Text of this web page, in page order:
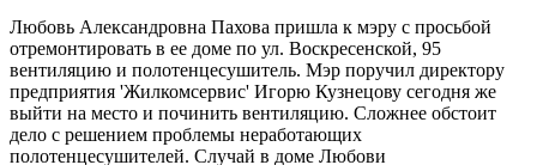
Любовь Александровна Пахова пришла к мэру с просьбой
отремонтировать в ее доме по ул. Воскресенской, 95
вентиляцию и полотенцесушитель. Мэр поручил директору
предприятия 'Жилкомсервис' Игорю Кузнецову сегодня же
выйти на место и починить вентиляцию. Сложнее обстоит
дело с решением проблемы неработающих
полотенцесушителей. Случай в доме Любови